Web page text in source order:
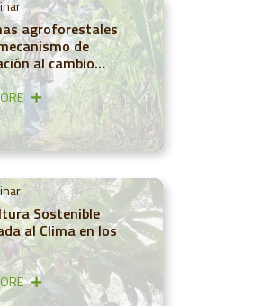
agroforestales
de
al cambio
Sostenible
al Clima en los